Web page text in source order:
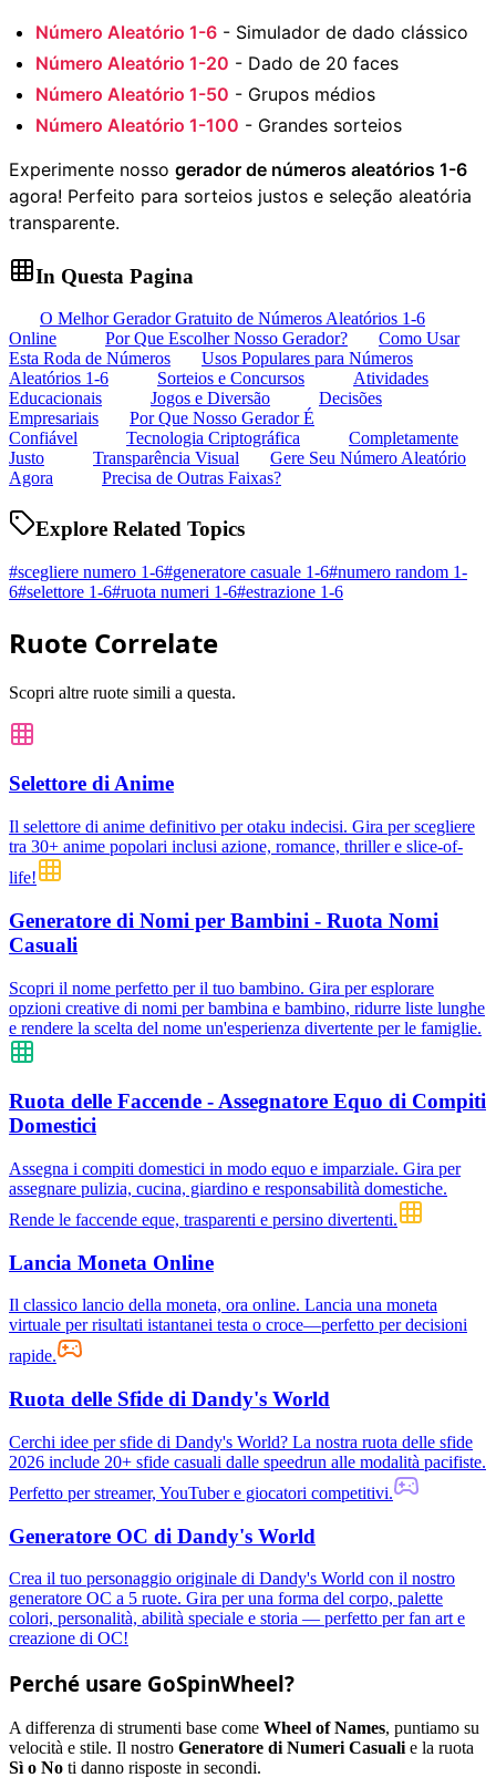
Número Aleatório 1-6 - Simulador de dado clássico
Número Aleatório 1-20 - Dado de 20 faces
Número Aleatório 1-50 - Grupos médios
Número Aleatório 1-100 - Grandes sorteios
Experimente nosso gerador de números aleatórios 1-6
agora! Perfeito para sorteios justos e seleção aleatória
transparente.
In Questa Pagina
O Melhor Gerador Gratuito de Números Aleatórios 1-6
Online
Por Que Escolher Nosso Gerador?
Como Usar
Esta Roda de Números
Usos Populares para Números
Aleatórios 1-6
Sorteios e Concursos
Atividades
Educacionais
Jogos e Diversão
Decisões
Empresariais
Por Que Nosso Gerador É
Confiável
Tecnologia Criptográfica
Completamente
Justo
Transparência Visual
Gere Seu Número Aleatório
Agora
Precisa de Outras Faixas?
Explore Related Topics
#scegliere numero 1-6#generatore casuale 1-6#numero random 1-
6#selettore 1-6#ruota numeri 1-6#estrazione 1-6
Ruote Correlate
Scopri altre ruote simili a questa.
Selettore di Anime
Il selettore di anime definitivo per otaku indecisi. Gira per scegliere
tra 30+ anime popolari inclusi azione, romance, thriller e slice-of-
life!
Generatore di Nomi per Bambini - Ruota Nomi
Casuali
Scopri il nome perfetto per il tuo bambino. Gira per esplorare
opzioni creative di nomi per bambina e bambino, ridurre liste lunghe
e rendere la scelta del nome un'esperienza divertente per le famiglie.
Ruota delle Faccende - Assegnatore Equo di Compiti
Domestici
Assegna i compiti domestici in modo equo e imparziale. Gira per
assegnare pulizia, cucina, giardino e responsabilità domestiche.
Rende le faccende eque, trasparenti e persino divertenti.
Lancia Moneta Online
Il classico lancio della moneta, ora online. Lancia una moneta
virtuale per risultati istantanei testa o croce—perfetto per decisioni
rapide.
Ruota delle Sfide di Dandy's World
Cerchi idee per sfide di Dandy's World? La nostra ruota delle sfide
2026 include 20+ sfide casuali dalle speedrun alle modalità pacifiste.
Perfetto per streamer, YouTuber e giocatori competitivi.
Generatore OC di Dandy's World
Crea il tuo personaggio originale di Dandy's World con il nostro
generatore OC a 5 ruote. Gira per una forma del corpo, palette
colori, personalità, abilità speciale e storia — perfetto per fan art e
creazione di OC!
Perché usare GoSpinWheel?
A differenza di strumenti base come Wheel of Names, puntiamo su
velocità e stile. Il nostro Generatore di Numeri Casuali e la ruota
Sì o No ti danno risposte in secondi.